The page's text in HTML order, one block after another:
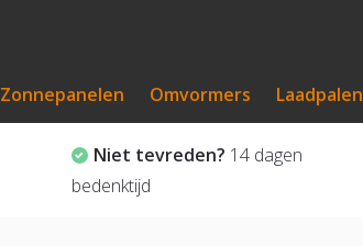
Zonnepanelen Omvormers Laadpalen
Niet tevreden? 14 dagen
bedenktijd